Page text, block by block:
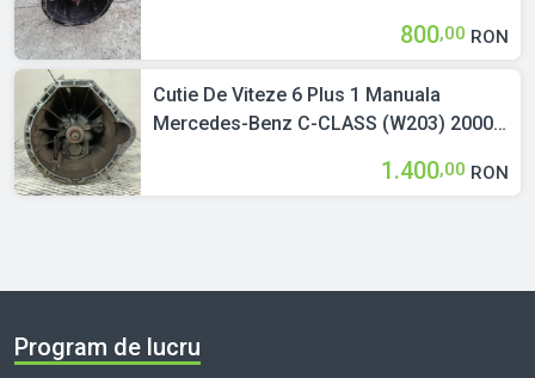
800,00 RON
Cutie De Viteze 6 Plus 1 Manuala
Mercedes-Benz C-CLASS (W203) 2000 >
1.400,00 RON
Program de lucru